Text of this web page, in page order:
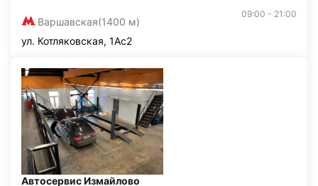
Варшавская(1400 м)
09:00 - 21:00
ул. Котляковская, 1Ас2
Автосервис Измайлово